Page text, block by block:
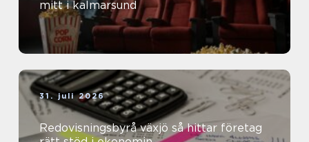
mitt i kalmarsund
31. juli 2026
Redovisningsbyrå växjö så hittar företag